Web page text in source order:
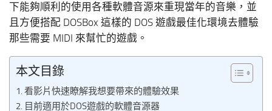
下能夠順利的使用各種軟體音源來重現當年的音樂，並
且方便搭配 DOSBox 這樣的 DOS 遊戲最佳化環境去體驗
那些需要 MIDI 來幫忙的遊戲。
本文目錄
看影片快速瞭解我想要帶來的體驗效果
目前適用於DOS遊戲的軟體音源器